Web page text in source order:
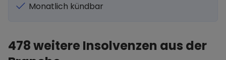
Monatlich kündbar
478weitere Insolvenzen aus der